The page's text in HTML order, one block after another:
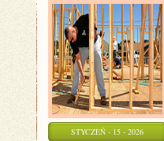
STYCZEŃ - 15 - 2026